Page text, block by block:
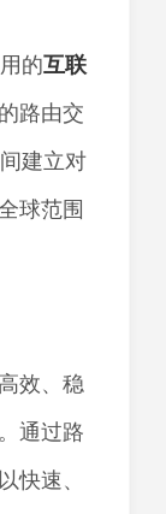
的互联
路由交
建立对
球范围
效、稳
通过路
快速、